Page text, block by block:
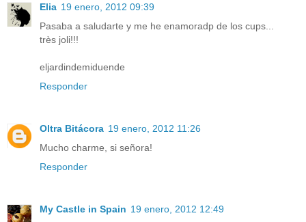
Elia 19 enero, 2012 09:39
Pasaba a saludarte y me he enamoradp de los cups...
très joli!!!
eljardindemiduende
Responder
Oltra Bitácora 19 enero, 2012 11:26
Mucho charme, si señora!
Responder
My Castle in Spain 19 enero, 2012 12:49